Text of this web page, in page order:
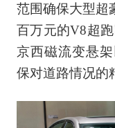
范围确保大型超
百万元的V8超
京西磁流变悬
保对道路情况的